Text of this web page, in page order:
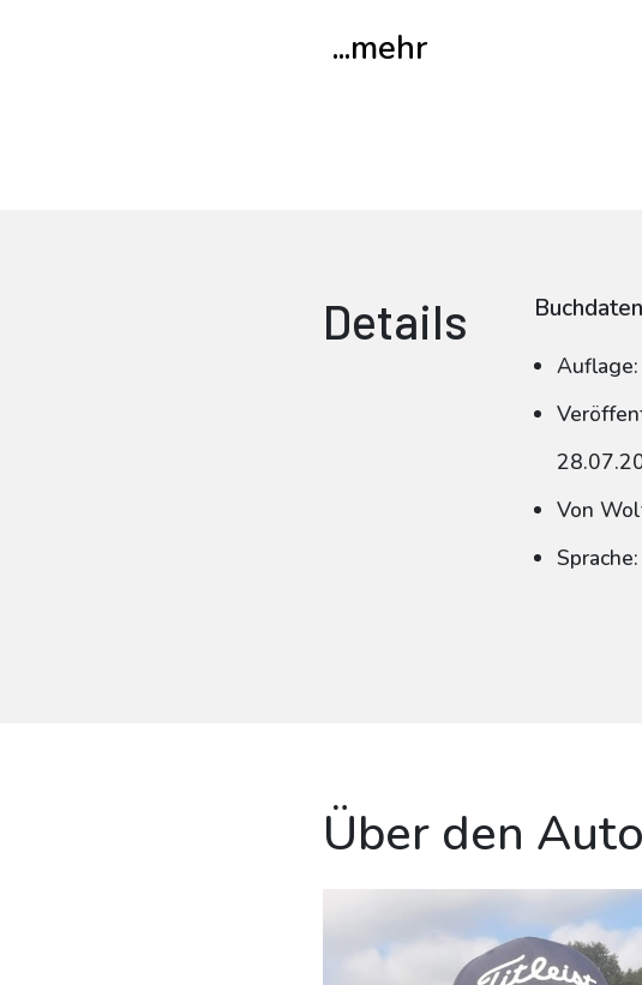
...mehr
Details Buchdaten
Von
Über den